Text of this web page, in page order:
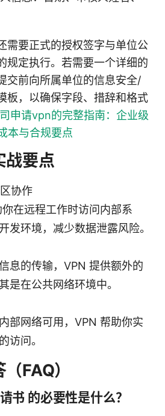
需要正式的授权签字与单位公
规定执行。若需要一个详细的
交前向所属单位的信息安全/
板，以确保字段、措辞和格式
申请vpn的完整指南：企业级
本与合规要点
战要点
协作
在远程工作时访问内部系
发环境，减少数据泄露风险。
息的传输，VPN 提供额外的
是在公共网络环境中。
部网络可用，VPN 帮助你实
访问。
FAQ）
书 的必要性是什么？